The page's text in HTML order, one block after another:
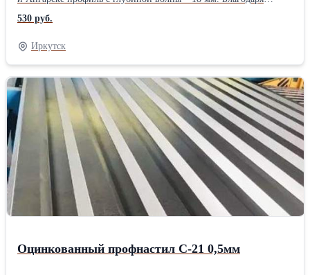
высоте и жесткой конструкции профнастил МП-20 может стать
надежным забором или качественной кровлей. Все виды
профилированных листов завод МеталлПрофиль выпускает в
двух видах проката прямом и обратном (А и В), а у профлиста
МП-20 есть третий вид проката, специально для кровельных
покрытий – R, это профлист с капельником, который благодаря
своей конструктивной особенности защищает кровлю от самой
возможности протекания, при любых шквалистых ветрах и
непогоде. Купить оцинкованный профлист МП-20 можно как в
стандарте 2 или 6 метров, так и в любой необходимой длине.
Минимальный размер профлиста для заказа: 0,5 метра,
максимальный 12 метров. Срок изготовления партии более 50
кв. метров от 2 до 5 дней (если объем меньше – с открытой
датой готовности). Подробнее о профлисте МП-20
530 руб.
Иркутск
Оцинкованный профнастил С-21 0,5мм